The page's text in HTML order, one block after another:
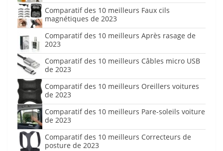
Comparatif des 10 meilleurs Faux cils
magnétiques de 2023
Comparatif des 10 meilleurs Après rasage de
2023
Comparatif des 10 meilleurs Câbles micro USB
de 2023
Comparatif des 10 meilleurs Oreillers voitures
de 2023
Comparatif des 10 meilleurs Pare-soleils voiture
de 2023
Comparatif des 10 meilleurs Correcteurs de
posture de 2023